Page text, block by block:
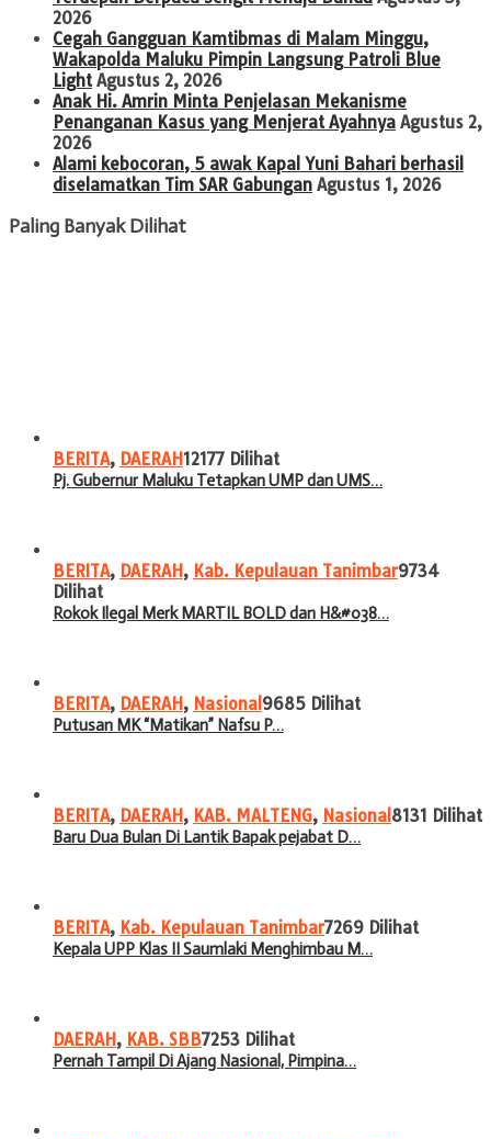
2026
Cegah Gangguan Kamtibmas di Malam Minggu,
Wakapolda Maluku Pimpin Langsung Patroli Blue
Light Agustus 2, 2026
Anak Hi. Amrin Minta Penjelasan Mekanisme
Penanganan Kasus yang Menjerat Ayahnya Agustus 2,
2026
Alami kebocoran, 5 awak Kapal Yuni Bahari berhasil
diselamatkan Tim SAR Gabungan Agustus 1, 2026
Paling Banyak Dilihat
BERITA, DAERAH12177 Dilihat
Pj. Gubernur Maluku Tetapkan UMP dan UMS…
BERITA, DAERAH, Kab. Kepulauan Tanimbar9734
Dilihat
Rokok Ilegal Merk MARTIL BOLD dan H&#038…
BERITA, DAERAH, Nasional 9685 Dilihat
Putusan MK “Matikan” Nafsu P…
BERITA, DAERAH, KAB. MALTENG, Nasional 8131 Dilihat
Baru Dua Bulan Di Lantik Bapak pejabat D…
BERITA, Kab. Kepulauan Tanimbar7269 Dilihat
Kepala UPP Klas II Saumlaki Menghimbau M…
DAERAH, KAB. SBB7253 Dilihat
Pernah Tampil Di Ajang Nasional, Pimpina…